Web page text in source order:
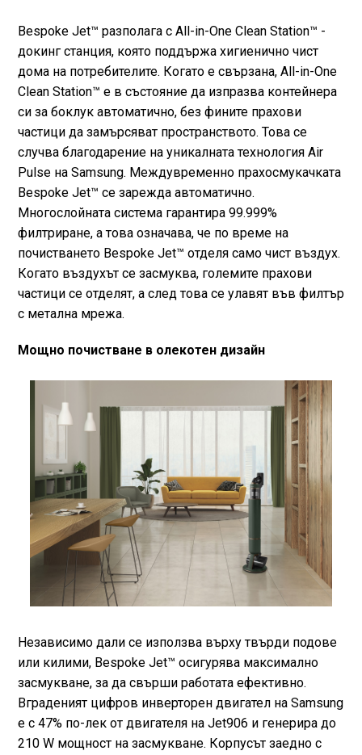
Bespoke Jet™ разполага с All-in-One Clean Station™ -
докинг станция, която поддържа хигиенично чист
дома на потребителите. Когато е свързана, All-in-One
Clean Station™ е в състояние да изпразва контейнера
си за боклук автоматично, без фините прахови
частици да замърсяват пространството. Това се
случва благодарение на уникалната технология Air
Pulse на Samsung. Междувременно прахосмукачката
Bespoke Jet™ се зарежда автоматично.
Многослойната система гарантира 99.999%
филтриране, а това означава, че по време на
почистването Bespoke Jet™ отделя само чист въздух.
Когато въздухът се засмуква, големите прахови
частици се отделят, а след това се улавят във филтър
с метална мрежа.
Мощно почистване в олекотен дизайн
Независимо дали се използва върху твърди подове
или килими, Bespoke Jet™ осигурява максимално
засмукване, за да свърши работата ефективно.
Вграденият цифров инверторен двигател на Samsung
е с 47% по-лек от двигателя на Jet906 и генерира до
210 W мощност на засмукване. Корпусът заедно с